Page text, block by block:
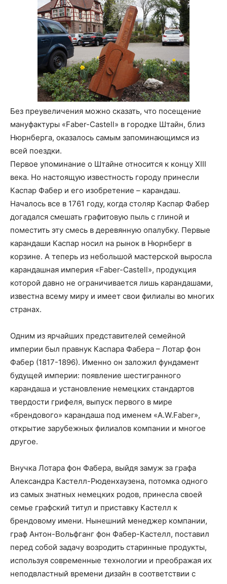
Без преувеличения можно сказать, что посещение
мануфактуры «Faber-Castell» в городке Штайн, близ
Нюрнберга, оказалось самым запоминающимся из
всей поездки.
Первое упоминание о Штайне относится к концу XIII
века. Но настоящую известность городу принесли
Каспар Фабер и его изобретение – карандаш.
Началось все в 1761 году, когда столяр Каспар Фабер
догадался смешать графитовую пыль с глиной и
поместить эту смесь в деревянную опалубку. Первые
карандаши Каспар носил на рынок в Нюрнберг в
корзине. А теперь из небольшой мастерской выросла
карандашная империя «Faber-Castell», продукция
которой давно не ограничивается лишь карандашами,
известна всему миру и имеет свои филиалы во многих
странах.
Одним из ярчайших представителей семейной
империи был правнук Каспара Фабера – Лотар фон
Фабер (1817-1896). Именно он заложил фундамент
будущей империи: появление шестигранного
карандаша и установление немецких стандартов
твердости грифеля, выпуск первого в мире
«брендового» карандаша под именем «A.W.Faber»,
открытие зарубежных филиалов компании и многое
другое.
Внучка Лотара фон Фабера, выйдя замуж за графа
Александра Кастелл-Рюденхаузена, потомка одного
из самых знатных немецких родов, принесла своей
семье графский титул и приставку Кастелл к
брендовому имени. Нынешний менеджер компании,
граф Антон-Вольфганг фон Фабер-Кастелл, поставил
перед собой задачу возродить старинные продукты,
используя современные технологии и преображая их
неподвластный времени дизайн в соответствии с